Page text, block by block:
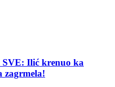
Ilić krenuo ka
zagrmela!